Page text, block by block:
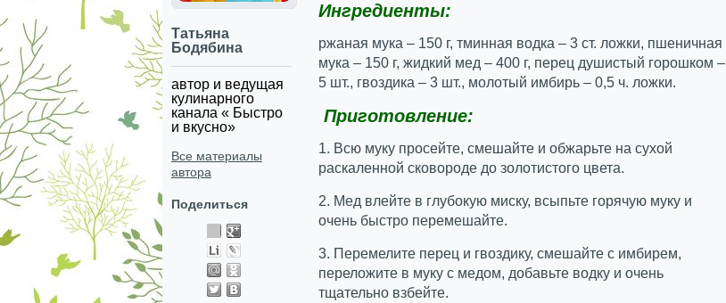
Татьяна
Бодябина
автор и ведущая
кулинарного
канала « Быстро
и вкусно»
Все материалы
автора
Поделиться
Ингредиенты:
ржаная мука – 150 г, тминная водка – 3 ст. ложки, пшеничная
мука – 150 г, жидкий мед – 400 г, перец душистый горошком –
5 шт., гвоздика – 3 шт., молотый имбирь – 0,5 ч. ложки.
Приготовление:
1. Всю муку просейте, смешайте и обжарьте на сухой
раскаленной сковороде до золотистого цвета.
2. Мед влейте в глубокую миску, всыпьте горячую муку и
очень быстро перемешайте.
3. Перемелите перец и гвоздику, смешайте с имбирем,
переложите в муку с медом, добавьте водку и очень
тщательно взбейте.